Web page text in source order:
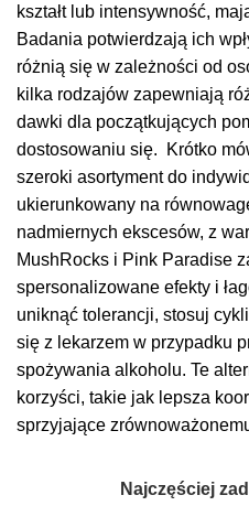
kształt lub intensywność,
Badania potwierdzają ich
różnią się w zależności od
kilka rodzajów zapewniają
dawki dla początkujących
dostosowaniu się. Krótko
szeroki asortyment do
ukierunkowany na
nadmiernych ekscesów, z
MushRocks i Pink Paradise
spersonalizowane efekty i
uniknąć tolerancji, stosuj
się z lekarzem w przypadku
spożywania alkoholu. Te
korzyści, takie jak lepsza
sprzyjające
Najczęściej